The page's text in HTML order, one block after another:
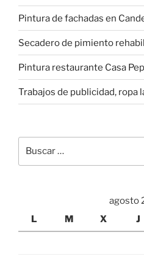
Pintura de fachadas en
Secadero de pimiento
Pintura restaurante Casa
Trabajos de publicidad, ropa
por:
agosto
L
M X J